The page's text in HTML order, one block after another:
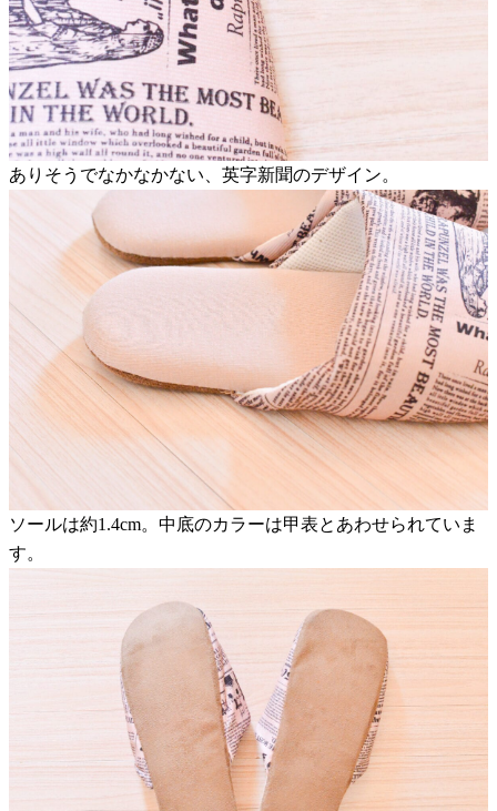
ありそうでなかなかない、英字新聞のデザイン。
ソールは約1.4cm。中底のカラーは甲表とあわせられていま
す。